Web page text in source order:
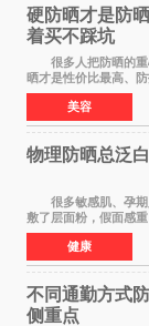
硬防晒才是防
着买不踩坑
很多人把防晒的重
晒才是性价比最高、
线，不用考虑成膜、吸
美容
物理防晒总泛
很多敏感肌、孕期
敷了层面粉，假面感
产品 + 用对方法，既
健康
不同通勤方式
侧重点